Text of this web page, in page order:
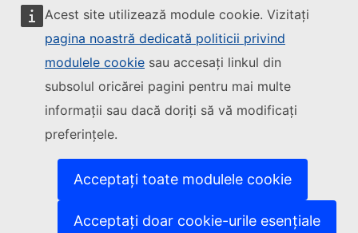
Acest site utilizează module cookie. Vizitați
pagina noastră dedicată politicii privind
modulele cookie sau accesați linkul din
subsolul oricărei pagini pentru mai multe
informații sau dacă doriți să vă modificați
preferințele.
Acceptați toate modulele cookie
Acceptați doar cookie-urile esențiale
Urmăriți Comisia Europeană
Contactați-ne(Link extern)
Semnalați o vulnerabilitate informatică
Versiunile lingvistice ale site-urilor noastre(Link extern)
Cookie-uri(Link extern)
Politica de confidențialitate
Aviz juridic(Link extern)